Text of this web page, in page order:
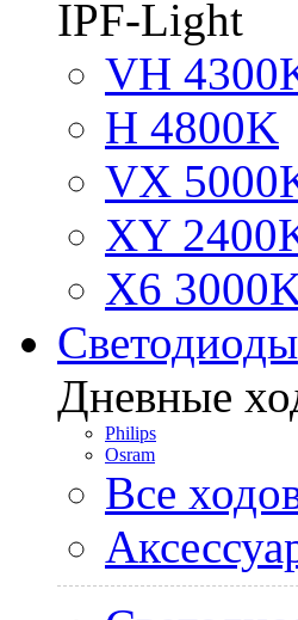
IPF-Light
VH
H 4800K
VX
XY
X6
Светодиоды
Дневные
Philips
Osram
Все